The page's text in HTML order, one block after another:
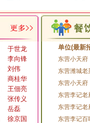
清风海泰
清心阁甲鱼馆
青青草原 碳烤羊腿
蓉香苑卤味
瑞雪家常菜二店
于世龙
李向锋
刘伟
商桂华
王佃亮
张传义
岳磊
徐京国
单位(最新
东营小天府
东营潍城老
东营小天府
东营李记老
东营李记老
东营李记百